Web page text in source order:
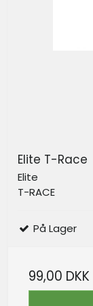
Elite T-Race
Elite
T-RACE
På Lager
99,00 DKK